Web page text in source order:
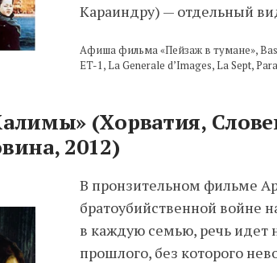
Караиндру) — отдельный
Афиша фильма «Пейзаж в тумане»,
ET-1, La Generale d’Images, La Sept,
(Хорватия,
2012)
В пронзительном фильме
братоубийственной войне
в каждую семью, речь идет
прошлого, без которого